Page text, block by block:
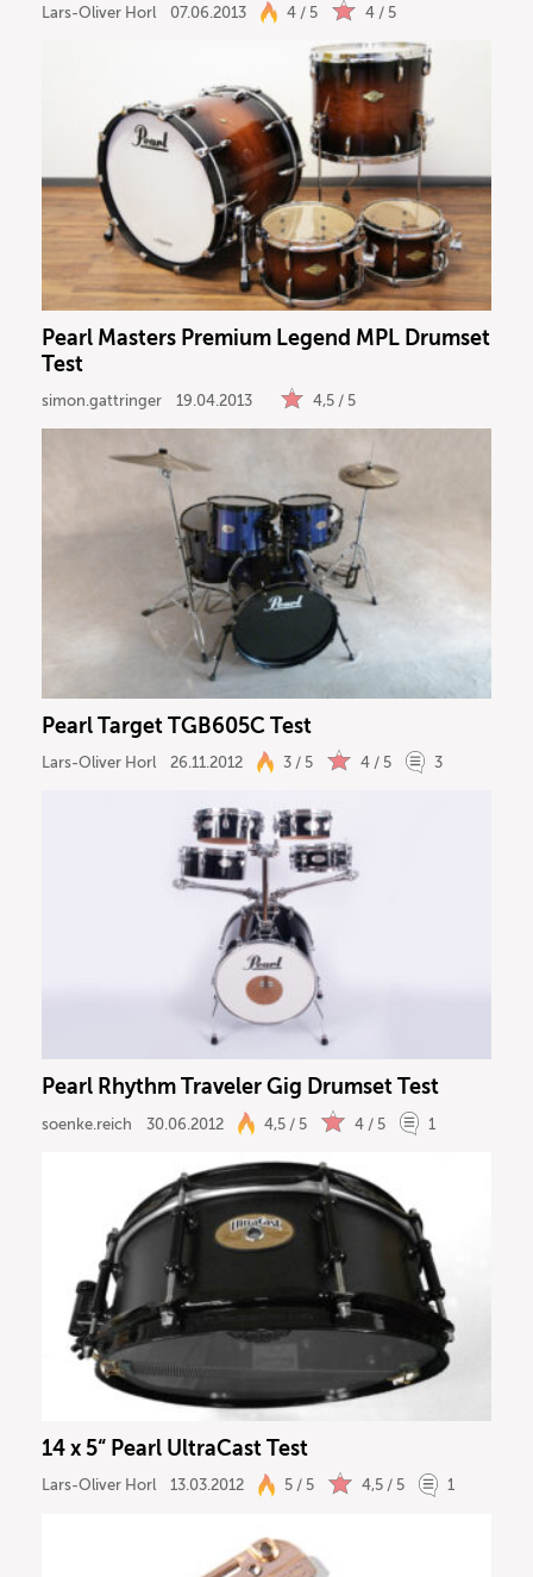
Lars-Oliver Horl 07.06.2013 4 / 5 4 / 5
Pearl Masters Premium Legend MPL Drumset
Test
simon.gattringer 19.04.2013 4,5 / 5
Pearl Target TGB605C Test
Lars-Oliver Horl 26.11.2012 3 / 5 4 / 5 3
Pearl Rhythm Traveler Gig Drumset Test
soenke.reich 30.06.2012 4,5 / 5 4 / 5 1
14 x 5“ Pearl UltraCast Test
Lars-Oliver Horl 13.03.2012 5 / 5 4,5 / 5 1